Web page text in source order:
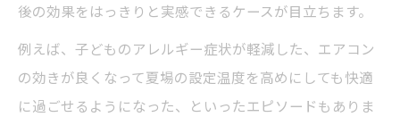
後の効果をはっきりと実感できるケースが目立ちます。
例えば、子どものアレルギー症状が軽減した、エアコン
の効きが良くなって夏場の設定温度を高めにしても快適
に過ごせるようになった、といったエピソードもありま